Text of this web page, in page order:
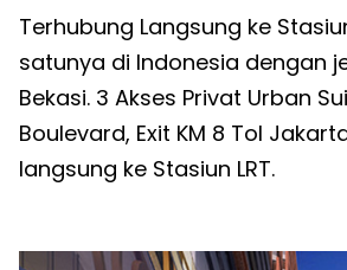
Terhubung Langsung ke
satunya di Indonesia dengan
Bekasi. 3 Akses Privat Urban
Boulevard, Exit KM 8 Tol
langsung ke Stasiun LRT.